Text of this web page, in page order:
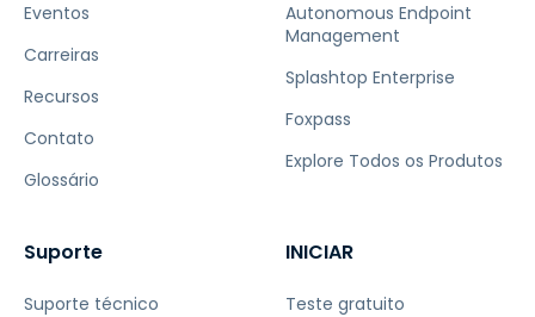
Eventos
Carreiras
Recursos
Contato
Glossário
Autonomous Endpoint
Management
Splashtop Enterprise
Foxpass
Explore Todos os Produtos
Suporte
Suporte técnico
INICIAR
Teste gratuito